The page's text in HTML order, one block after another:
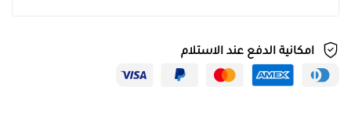
امكانية الدفع عند الاستلام